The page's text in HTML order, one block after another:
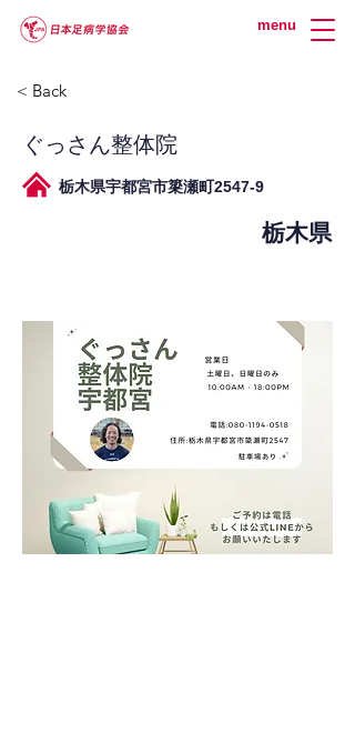
menu
< Back
ぐっさん整体院
栃木県宇都宮市簗瀬町2547-9
栃木県